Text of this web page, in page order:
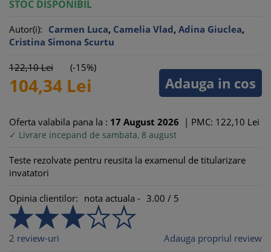
STOC DISPONIBIL
Autor(i): Carmen Luca, Camelia Vlad, Adina Giuclea,
Cristina Simona Scurtu
Adauga in cos
122,10Lei (-15%)
104,34 Lei
Oferta valabila pana la : 17 August 2026 | PMC: 122,10 Lei
✓ Livrare incepand de sambata, 8 august
Teste rezolvate pentru reusita la examenul de titularizare
invatatori
Opinia clientilor: nota actuala - 3.00 / 5
2 review-uri Adauga propriul review